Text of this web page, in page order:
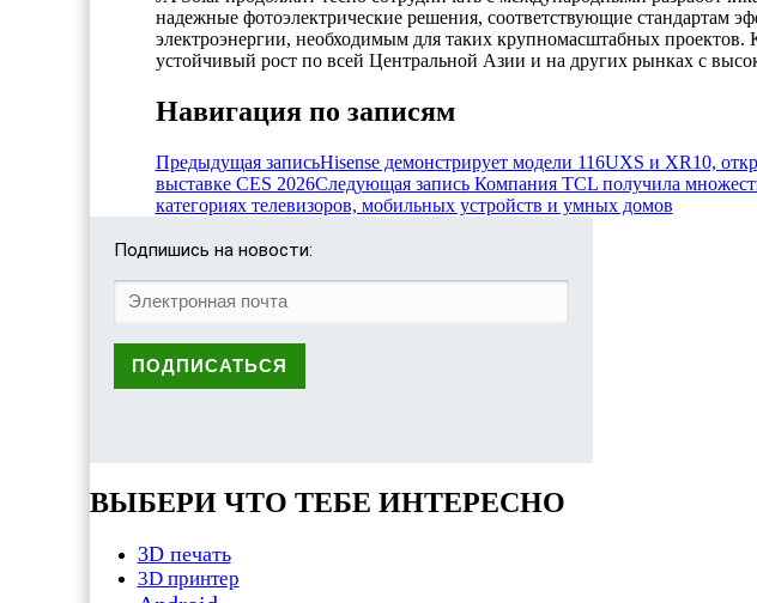
надежные фотоэлектрические решения, соответствующие стандартам
электроэнергии, необходимым для таких крупномасштабных проектов.
устойчивый рост по всей Центральной Азии и на других рынках с
Навигация по записям
Предыдущая записьHisense демонстрирует модели 116UXS и XR10,
выставке CES 2026Следующая записьКомпания TCL получила
категориях телевизоров, мобильных устройств и умных домов
Подпишись на новости:
ВЫБЕРИ ЧТО ТЕБЕ ИНТЕРЕСНО
3D печать
3D принтер